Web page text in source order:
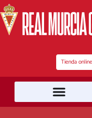
al
contenido
Tienda online